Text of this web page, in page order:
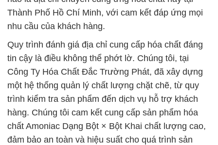
Thành Phố Hồ Chí Minh, với cam kết đáp ứng mọi
nhu cầu của khách hàng.
Quy trình đánh giá địa chỉ cung cấp hóa chất đáng
tin cậy là điều không thể phớt lờ. Chúng tôi, tại
Công Ty Hóa Chất Đắc Trường Phát, đã xây dựng
một hệ thống quản lý chất lượng chặt chẽ, từ quy
trình kiểm tra sản phẩm đến dịch vụ hỗ trợ khách
hàng. Chúng tôi cam kết cung cấp sản phẩm hóa
chất Amoniac Dạng Bột × Bột Khai chất lượng cao,
đảm bảo an toàn và hiệu suất cho quá trình sản